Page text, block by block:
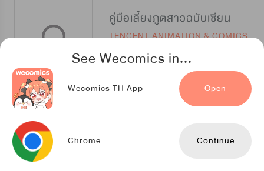
See Wecomics in...
Wecomics TH App Open
Chrome Continue
คู่มือเลี้ยงภูตสาวฉบับเซียน
TENCENT ANIMATION & COMICS
การรุกรานของจักรพรรดิอมตะ